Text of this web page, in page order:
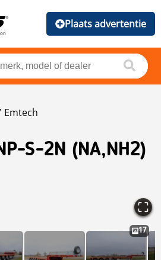
Plaats advertentie
Emtech
S-2N (NA,NH2)
17